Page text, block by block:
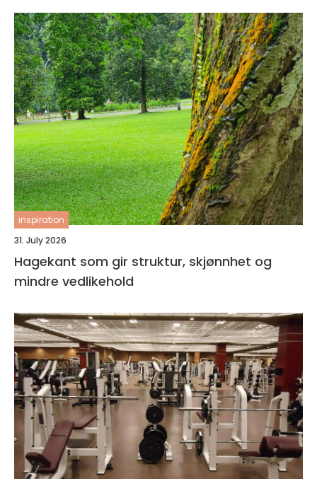
inspiration
31. July 2026
Hagekant som gir struktur, skjønnhet og
mindre vedlikehold